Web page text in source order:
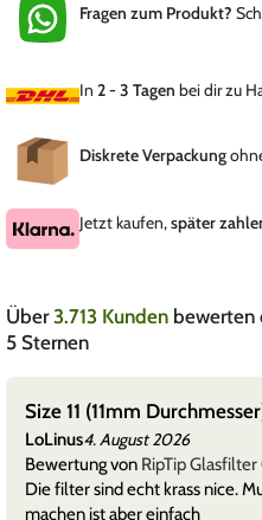
Fragen zum Produkt?
In 2 - 3 Tagen bei dir zu
Diskrete Verpackung
Jetzt kaufen,später
Über3.713 Kunden bewerten
5 Sternen
Size 11 (11mm
LoLinus4. August 2026
Bewertung von RipTip
Die filter sind echt krass nice.
machen ist aber einfach